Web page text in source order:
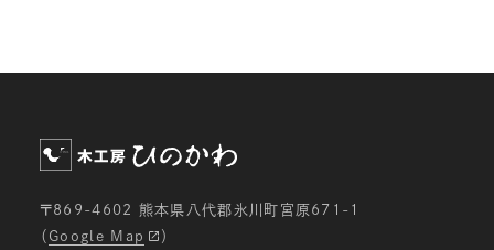
メールマガジン等の配信、セミナーやイベントのご
電子メールでの問い合わせへの対応のため。
ご注文いただいた商品の発送のため。
〒869-4602 熊本県八代郡氷川町宮原671-1
（ Google Map
）